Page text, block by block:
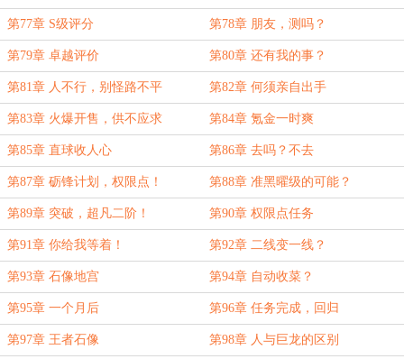
第77章 S级评分 第78章 朋友，测吗？
第79章 卓越评价 第80章 还有我的事？
第81章 人不行，别怪路不平 第82章 何须亲自出手
第83章 火爆开售，供不应求 第84章 氪金一时爽
第85章 直球收人心 第86章 去吗？不去
第87章 砺锋计划，权限点！ 第88章 准黑曜级的可能？
第89章 突破，超凡二阶！ 第90章 权限点任务
第91章 你给我等着！ 第92章 二线变一线？
第93章 石像地宫 第94章 自动收菜？
第95章 一个月后 第96章 任务完成，回归
第97章 王者石像 第98章 人与巨龙的区别